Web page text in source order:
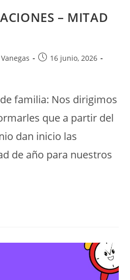
– MITAD
16 junio, 2026
familia: Nos dirigimos
que a partir del
dan inicio las
de año para nuestros